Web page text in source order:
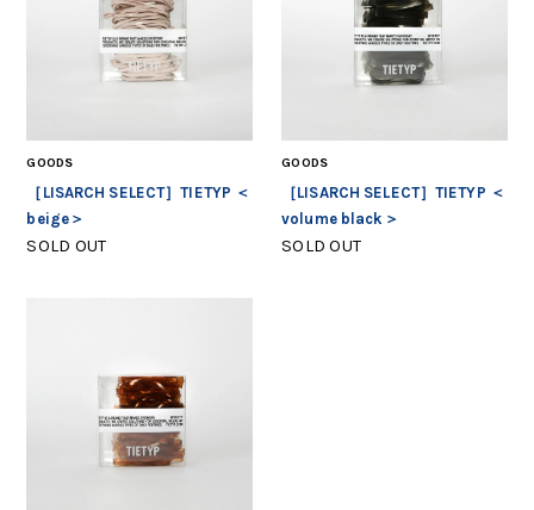
GOODS
［LISARCH SELECT］TIETYP ＜
beige＞
SOLD OUT
GOODS
［LISARCH SELECT］TIETYP ＜
volume black＞
SOLD OUT